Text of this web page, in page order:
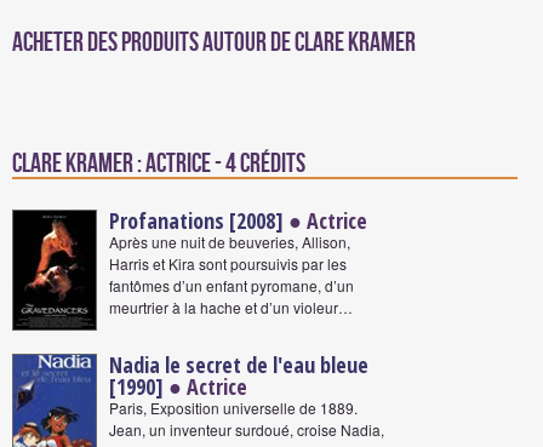
Acheter des produits autour de Clare Kramer
Clare Kramer : Actrice - 4 crédits
Profanations [2008] ● Actrice
Après une nuit de beuveries, Allison,
Harris et Kira sont poursuivis par les
fantômes d’un enfant pyromane, d’un
meurtrier à la hache et d’un violeur…
Nadia le secret de l'eau bleue
[1990] ● Actrice
Paris, Exposition universelle de 1889.
Jean, un inventeur surdoué, croise Nadia,